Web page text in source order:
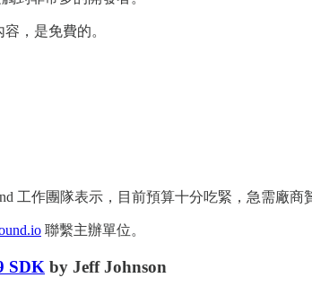
，是免費的。
工作團隊表示，目前預算十分吃緊，急需廠商
聯繫主辦單位。
SDK by Jeff Johnson